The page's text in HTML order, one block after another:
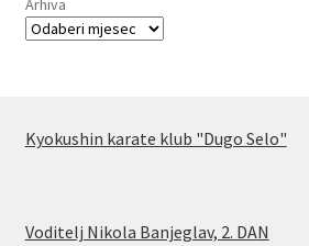
Kyokushin karate klub "Dugo Selo"
Voditelj Nikola Banjeglav, 2. DAN